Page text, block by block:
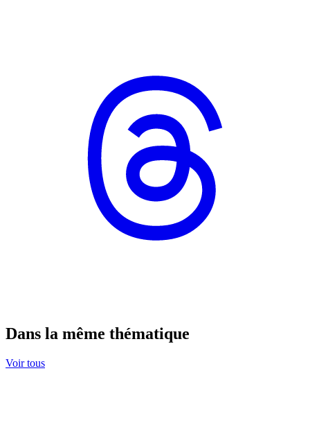
Dans la même thématique
Voir tous